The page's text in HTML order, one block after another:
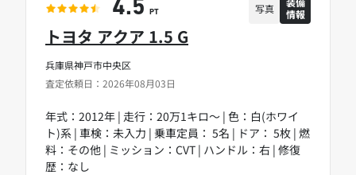
兵庫県神戸市中央区
査定依頼日：2026年08月03日
トヨタ アクア 1.5 G
年式：2012年 | 走行：20万1キロ～ | 色：白(ホワイ
ト)系 | 車検：未入力 | 乗車定員： 5名 | ドア： 5枚 | 燃
料：その他 | ミッション：CVT | ハンドル：右 | 修復
歴：なし
4.5 PT 写真
情報